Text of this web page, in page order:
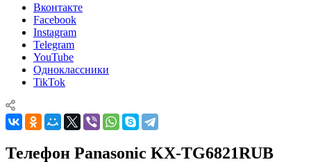
Вконтакте
Facebook
Instagram
Telegram
YouTube
Одноклассники
TikTok
Телефон Panasonic KX-TG6821RUB